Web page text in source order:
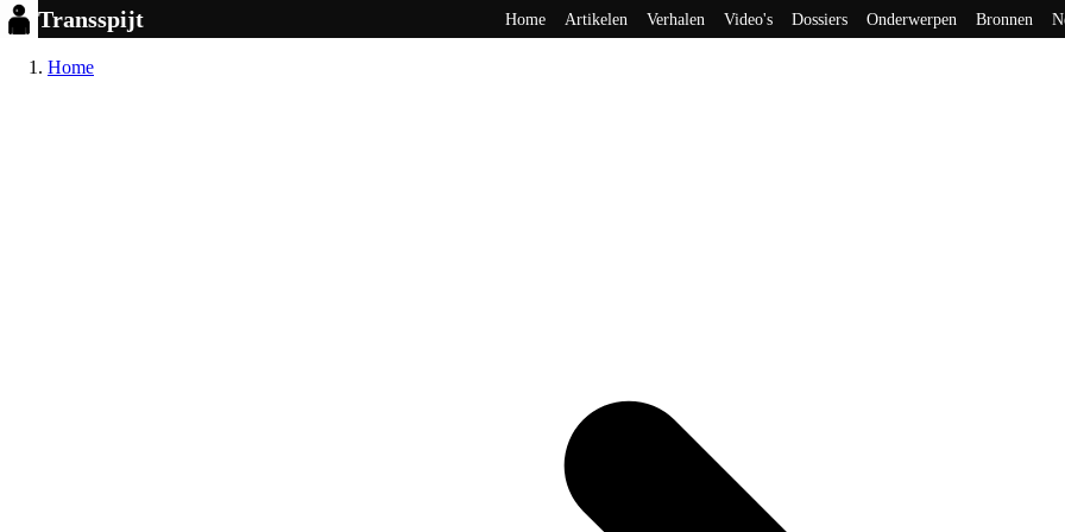
Transspijt Home Artikelen Verhalen Video's Dossiers Onderwerpen Bronnen
Home